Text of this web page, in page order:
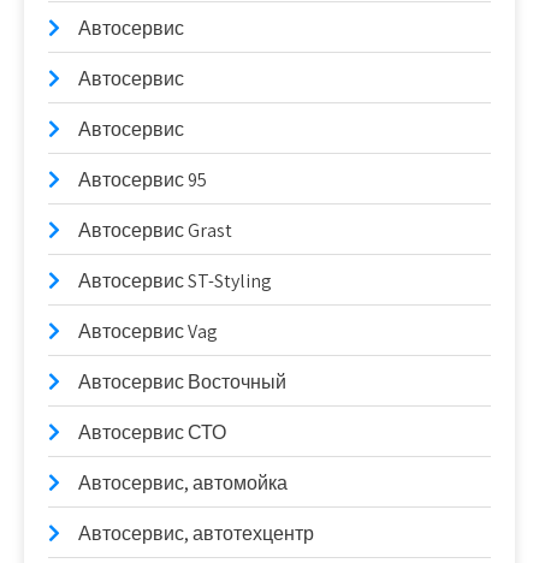
Автосервис
Автосервис
Автосервис
Автосервис 95
Автосервис Grast
Автосервис ST-Styling
Автосервис Vag
Автосервис Восточный
Автосервис СТО
Автосервис, автомойка
Автосервис, автотехцентр